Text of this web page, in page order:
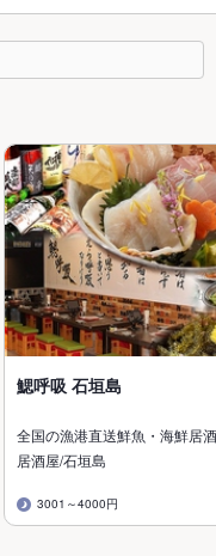
鰓呼吸 石垣島
全国の漁港直送鮮魚・海鮮居
居酒屋/石垣島
3001～4000円